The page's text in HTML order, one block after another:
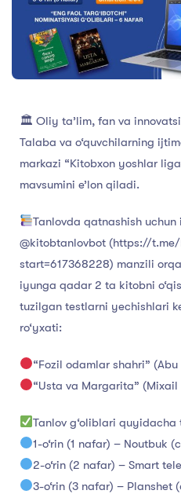
🏛 Oliy ta’lim, fan va
Talaba va o‘quvchilarning
markazi “Kitobxon yoshlar
mavsumini e’lon qiladi.
Tanlovda qatnashish
@kitobtanlovbot (https://
start=617368228) manzili
iyunga qadar 2 ta kitobni
tuzilgan testlarni yechishlari
ro‘yxati:
“Fozil odamlar shahri”
“Usta va Margarita” (Mixail
Tanlov g‘oliblari
1-o‘rin (1 nafar) – Noutbuk
2-o‘rin (2 nafar) – Smart
3-o‘rin (3 nafar) – Planshet